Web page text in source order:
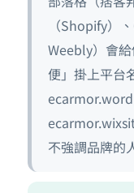
（Shopify）
Weebly）會
便」掛上平台
不強調品牌的